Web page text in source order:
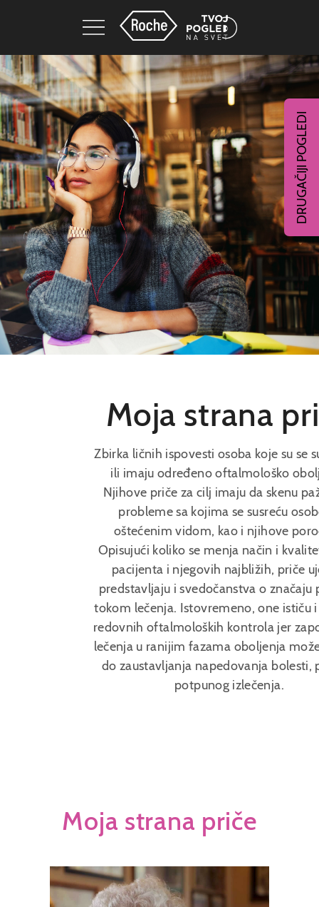
DRUGAČIJI POGLEDI
Moja strana
Zbirka ličnih ispovesti osoba koje su se
ili imaju određeno oftalmološko
Njihove priče za cilj imaju da skenu
probleme sa kojima se susreću
oštećenim vidom, kao i njihove
Opisujući koliko se menja način i
pacijenta i njegovih najbližih, priče
predstavljaju i svedočanstva o značaju
tokom lečenja. Istovremeno, one ističu
redovnih oftalmoloških kontrola jer
lečenja u ranijim fazama oboljenja
do zaustavljanja napedovanja bolesti,
potpunog izlečenja.
Moja strana priče